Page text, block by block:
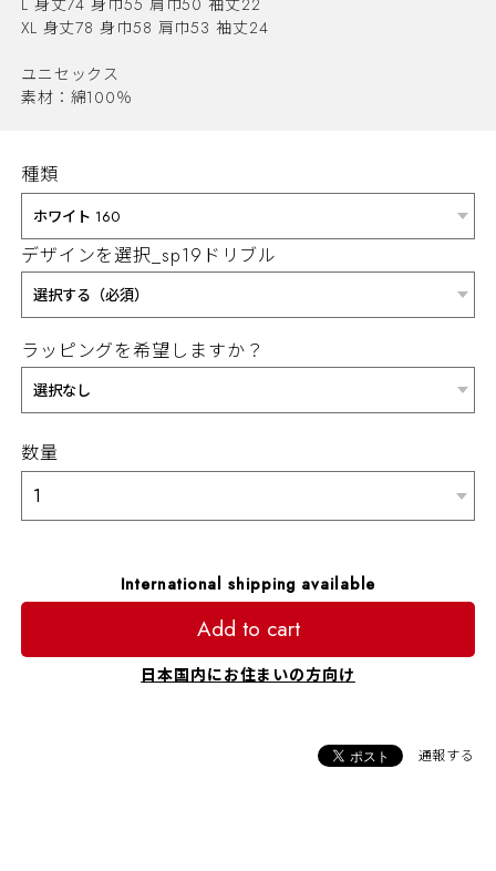
XL 身丈78 身巾58 肩巾53 袖丈24
ユニセックス
素材：綿100％
種類
デザインを選択_sp19ドリブル
ラッピングを希望しますか？
数量
International shipping available
Add to cart
日本国内にお住まいの方向け
通報する